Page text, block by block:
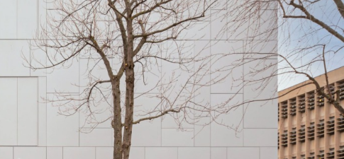
Patriarche.
Architecte, ingénieur et designer
Bart | Patriarche
Maître d'ouvrage
Autumn | Patriarche